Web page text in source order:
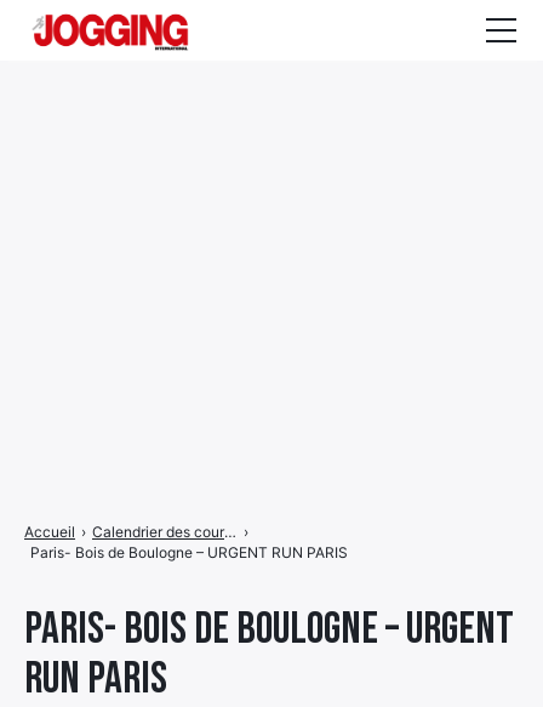
Paris- Bois de Boulogne – URGENT
RUN PARIS
Accueil › Calendrier des courses ›
Paris- Bois de Boulogne – URGENT RUN PARIS
de
menu
Élément
de
Élément
de